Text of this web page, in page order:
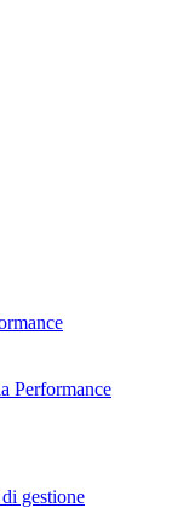
Performance
gestione